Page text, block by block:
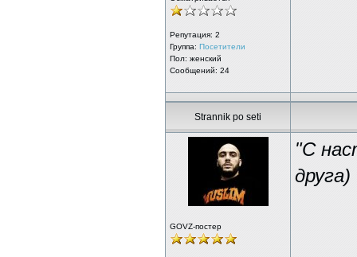
Репутация: 2
Группа: Посетители
Пол: женский
Сообщений: 24
Strannik po seti
GOVZ-постер
"С
друга)